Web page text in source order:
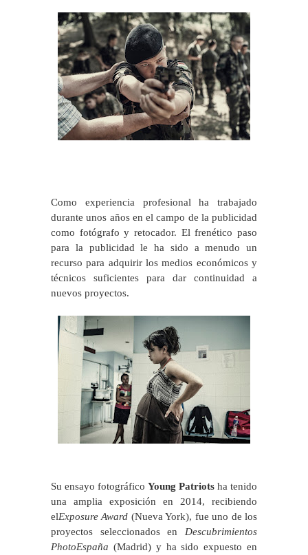
Como experiencia profesional ha trabajado
durante unos años en el campo de la publicidad
como fotógrafo y retocador. El frenético paso
para la publicidad le ha sido a menudo un
recurso para adquirir los medios económicos y
técnicos suficientes para dar continuidad a
nuevos proyectos.
Su ensayo fotográfico Young Patriots ha tenido
una amplia exposición en 2014, recibiendo
elExposure Award (Nueva York), fue uno de los
proyectos seleccionados en Descubrimientos
PhotoEspaña (Madrid) y ha sido expuesto en